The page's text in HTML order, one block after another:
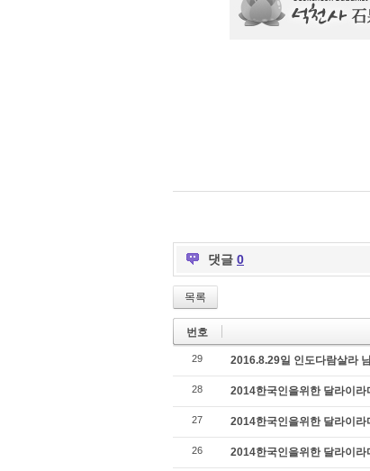
댓글 0
목록
번호
29 2016.8.29일 인도다람살라
28 2014한국인을위한 달라이
27 2014한국인을위한 달라이
26 2014한국인을위한 달라이